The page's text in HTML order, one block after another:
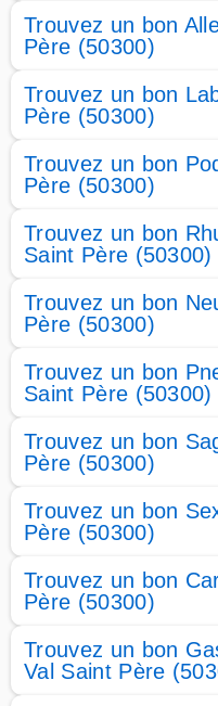
Trouvez un bon
Père (50300)
Trouvez un bon
Père (50300)
Trouvez un bon
Père (50300)
Trouvez un bon
Saint Père (50300)
Trouvez un bon
Père (50300)
Trouvez un bon
Saint Père (50300)
Trouvez un bon
Père (50300)
Trouvez un bon
Père (50300)
Trouvez un bon
Père (50300)
Trouvez un bon
Val Saint Père